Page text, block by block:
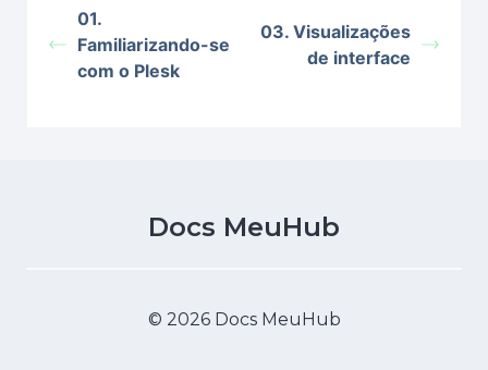
01.
Familiarizando-se
com o Plesk
03. Visualizações
de interface
Docs MeuHub
© 2026 Docs MeuHub